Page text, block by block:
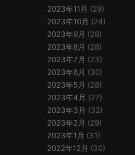
2023年11月 (29)
2023年10月 (24)
2023年9月 (28)
2023年8月 (28)
2023年7月 (23)
2023年6月 (30)
2023年5月 (28)
2023年4月 (27)
2023年3月 (32)
2023年2月 (29)
2023年1月 (31)
2022年12月 (30)